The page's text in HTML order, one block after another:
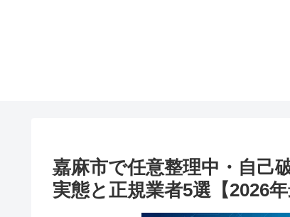
嘉麻市で任意整理中・自己
実態と正規業者5選【2026年